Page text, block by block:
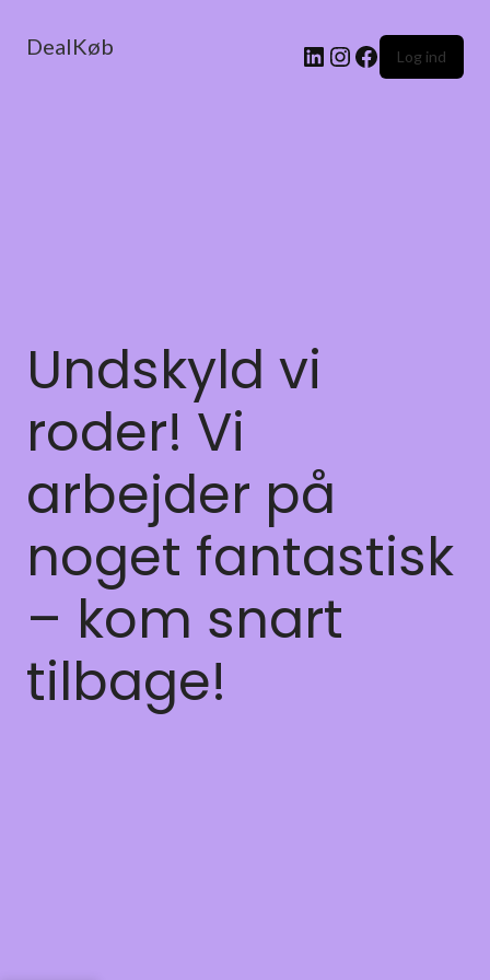
DealKøb Log ind
Undskyld vi
roder! Vi
arbejder på
noget fantastisk
– kom snart
tilbage!